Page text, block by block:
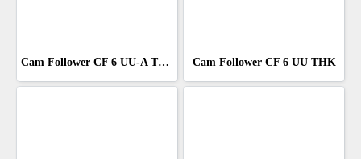
Cam Follower CF 6 UU-A THK Cam Follower CF 6 UU THK